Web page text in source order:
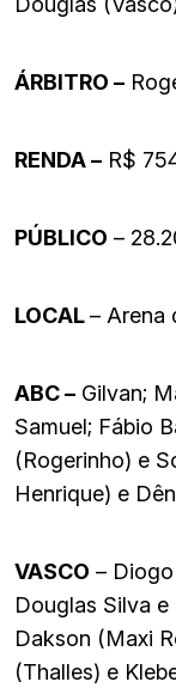
ÁRBITRO –
RENDA – R$
PÚBLICO –
LOCAL– Arena
ABC – Gilvan;
Samuel; Fábio
(Rogerinho) e
Henrique) e
VASCO –
Douglas Silva
Dakson (Maxi
(Thalles) e